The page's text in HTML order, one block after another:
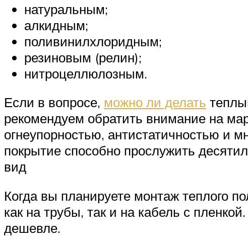
натуральным;
алкидным;
поливинилхлоридным;
резиновым (релин);
нитроцеллюлозным.
Если в вопросе, можно ли делать
рекомендуем обратить внимание на
огнеупорностью, антистатичностью и
покрытие способно прослужить
вид
Когда вы планируете монтаж теплого
как на трубы, так и на кабель с
дешевле.